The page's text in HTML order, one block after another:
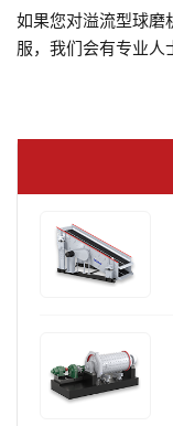
如果您对溢流型球磨
服，我们会有专业人